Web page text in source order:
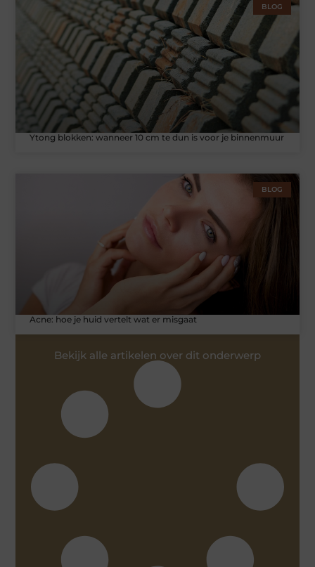
BLOG
Ytong blokken: wanneer 10 cm te dun is voor je binnenmuur
BLOG
Acne: hoe je huid vertelt wat er misgaat
Bekijk alle artikelen over dit onderwerp